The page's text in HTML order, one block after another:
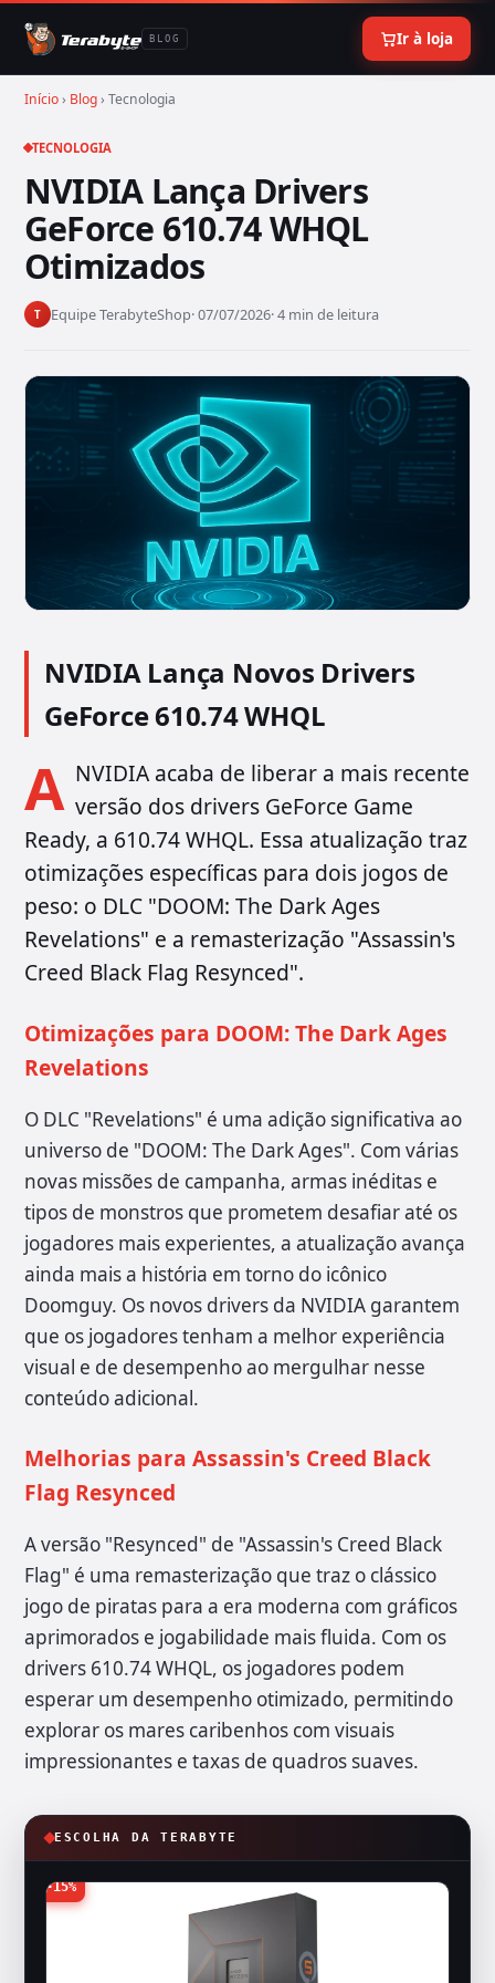
BLOG Ir à loja
Início› Blog› Tecnologia
TECNOLOGIA
NVIDIA Lança Drivers
GeForce 610.74 WHQL
Otimizados
T Equipe TerabyteShop· 07/07/2026· 4 min de leitura
NVIDIA Lança Novos Drivers
GeForce 610.74 WHQL
A NVIDIA acaba de liberar a mais recente
versão dos drivers GeForce Game
Ready, a 610.74 WHQL. Essa atualização traz
otimizações específicas para dois jogos de
peso: o DLC "DOOM: The Dark Ages
Revelations" e a remasterização "Assassin's
Creed Black Flag Resynced".
Otimizações para DOOM: The Dark Ages
Revelations
O DLC "Revelations" é uma adição significativa ao
universo de "DOOM: The Dark Ages". Com várias
novas missões de campanha, armas inéditas e
tipos de monstros que prometem desafiar até os
jogadores mais experientes, a atualização avança
ainda mais a história em torno do icônico
Doomguy. Os novos drivers da NVIDIA garantem
que os jogadores tenham a melhor experiência
visual e de desempenho ao mergulhar nesse
conteúdo adicional.
Melhorias para Assassin's Creed Black
Flag Resynced
A versão "Resynced" de "Assassin's Creed Black
Flag" é uma remasterização que traz o clássico
jogo de piratas para a era moderna com gráficos
aprimorados e jogabilidade mais fluida. Com os
drivers 610.74 WHQL, os jogadores podem
esperar um desempenho otimizado, permitindo
explorar os mares caribenhos com visuais
impressionantes e taxas de quadros suaves.
ESCOLHA DA TERABYTE
-15%